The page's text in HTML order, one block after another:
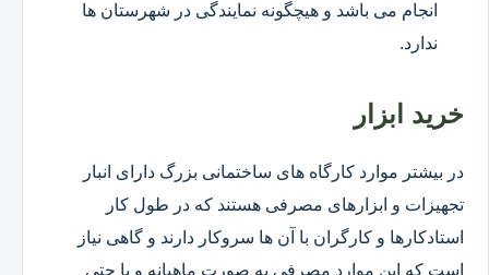
انجام می باشد و هیچگونه نمایندگی در شهرستان ها
ندارد.
خرید ابزار
در بیشتر موارد کارگاه های ساختمانی بزرگ دارای انبار
تجهیزات و ابزارهای مصرفی هستند که در طول کار
استادکارها و کارگران با آن ها سروکار دارند و گاهی نیاز
است که این موارد مصرفی به صورت ماهیانه و یا حتی